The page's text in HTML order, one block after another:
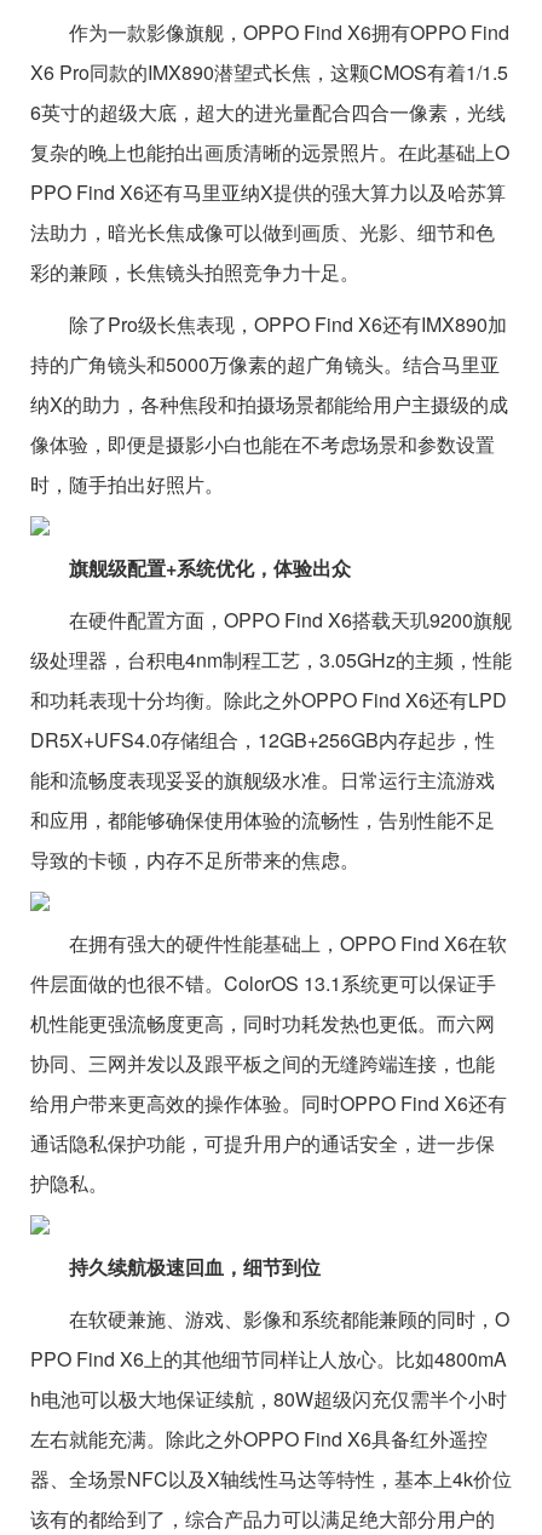
作为一款影像旗舰，OPPO Find X6拥有OPPO Find
X6 Pro同款的IMX890潜望式长焦，这颗CMOS有着1/1.5
6英寸的超级大底，超大的进光量配合四合一像素，光线
复杂的晚上也能拍出画质清晰的远景照片。在此基础上O
PPO Find X6还有马里亚纳X提供的强大算力以及哈苏算
法助力，暗光长焦成像可以做到画质、光影、细节和色
彩的兼顾，长焦镜头拍照竞争力十足。
除了Pro级长焦表现，OPPO Find X6还有IMX890加
持的广角镜头和5000万像素的超广角镜头。结合马里亚
纳X的助力，各种焦段和拍摄场景都能给用户主摄级的成
像体验，即便是摄影小白也能在不考虑场景和参数设置
时，随手拍出好照片。
旗舰级配置+系统优化，体验出众
在硬件配置方面，OPPO Find X6搭载天玑9200旗舰
级处理器，台积电4nm制程工艺，3.05GHz的主频，性能
和功耗表现十分均衡。除此之外OPPO Find X6还有LPD
DR5X+UFS4.0存储组合，12GB+256GB内存起步，性
能和流畅度表现妥妥的旗舰级水准。日常运行主流游戏
和应用，都能够确保使用体验的流畅性，告别性能不足
导致的卡顿，内存不足所带来的焦虑。
在拥有强大的硬件性能基础上，OPPO Find X6在软
件层面做的也很不错。ColorOS 13.1系统更可以保证手
机性能更强流畅度更高，同时功耗发热也更低。而六网
协同、三网并发以及跟平板之间的无缝跨端连接，也能
给用户带来更高效的操作体验。同时OPPO Find X6还有
通话隐私保护功能，可提升用户的通话安全，进一步保
护隐私。
持久续航极速回血，细节到位
在软硬兼施、游戏、影像和系统都能兼顾的同时，O
PPO Find X6上的其他细节同样让人放心。比如4800mA
h电池可以极大地保证续航，80W超级闪充仅需半个小时
左右就能充满。除此之外OPPO Find X6具备红外遥控
器、全场景NFC以及X轴线性马达等特性，基本上4k价位
该有的都给到了，综合产品力可以满足绝大部分用户的